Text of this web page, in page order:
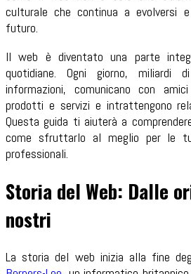
culturale che continua a evolversi
futuro.
Il web è diventato una parte
quotidiane. Ogni giorno, miliardi
informazioni, comunicano con
prodotti e servizi e intrattengono
Questa guida ti aiuterà a
come sfruttarlo al meglio per le
professionali.
Storia del Web: Dalle
nostri
La storia del web inizia alla fine